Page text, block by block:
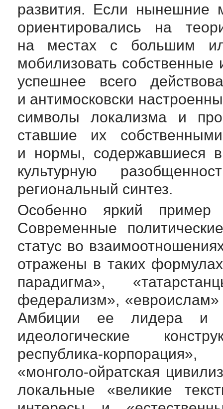
развития. Если нынешние
ориентировались на
на местах с большим
мобилизовать собственные
успешнее всего
и антимосковски
символы локализма и
ставшие их
и нормы, содержавшиеся
культурную
региональный синтез.
Особенно яркий
Современные
статус во
отражены в таких
парадигма»,
федерализм»,
Амбиции ее лидера и
идеологические
республика-корпорация»
«монголо-ойратская
локальные «великие